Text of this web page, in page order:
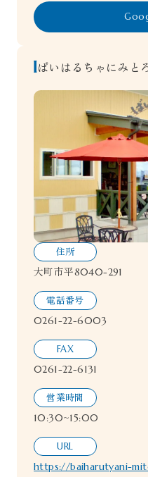
ばいはるちゃにみと
住所
大町市平8040-291
電話番号
0261-22-6003
FAX
0261-22-6131
営業時間
10:30~15:00
URL
https://baiharutyani-